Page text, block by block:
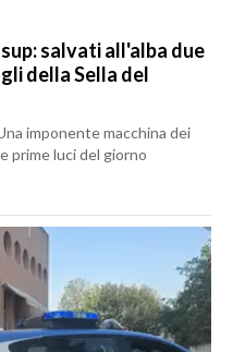
salvati all'alba due
della Sella del
imponente macchina dei
prime luci del giorno